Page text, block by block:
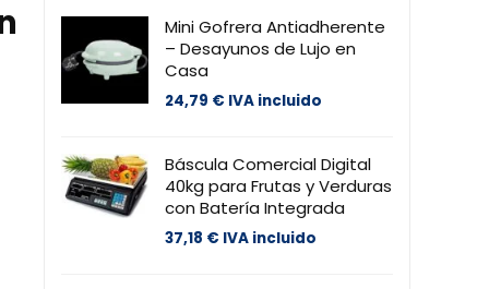
Mini Gofrera Antiadherente
– Desayunos de Lujo en
Casa
24,79 € IVA incluido
Báscula Comercial Digital
40kg para Frutas y Verduras
con Batería Integrada
37,18 € IVA incluido